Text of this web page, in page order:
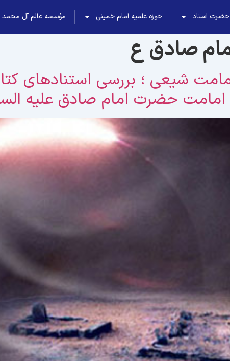
حضرت استاد حوزه علمیه امام خمینی مؤسسه عالم آل
صادق ع
شیعی ؛ بررسی استنادهای
حضرت امام صادق علیه